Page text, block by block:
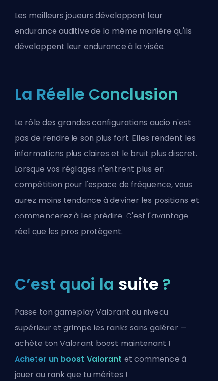
Les meilleurs joueurs développent leur
endurance auditive de la même manière qu'ils
développent leur endurance à la visée.
La Réelle Conclusion
Le rôle desgrandes configurations audio n'est
pas de rendre le son plus fort. Elles rendent les
informations plus claires et le bruit plus discret.
Lorsque vos réglages n'entrent plus en
compétition pour l'espace de fréquence, vous
aurez moins tendance à deviner les positions et
commencerez à les prédire. C'est l'avantage
réel que les pros protègent.
C’est quoi la suite ?
Passe ton gameplay Valorant au niveau
supérieur et grimpe les ranks sans galérer —
achète ton Valorant boost maintenant !
Acheter un boost Valorant et commence à
jouer au rank que tu mérites !